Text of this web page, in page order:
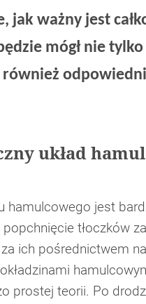
jak ważny jest
mógł nie
układ
hamulcowego jest
tłoczków
ich pośrednictwem
prostej teorii. Po